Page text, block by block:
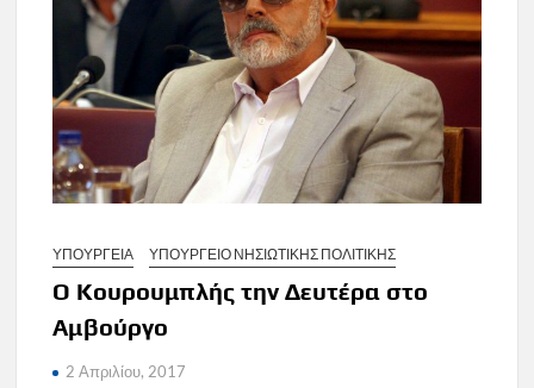
ΥΠΟΥΡΓΕΙΑ ΥΠΟΥΡΓΕΙΟ ΝΗΣΙΩΤΙΚΗΣ ΠΟΛΙΤΙΚΗΣ
O Κουρουμπλής την Δευτέρα στο
Αμβούργο
2 Απριλίου, 2017